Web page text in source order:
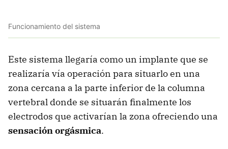
Funcionamiento del sistema
Este sistema llegaría como un implante que se
realizaría vía operación para situarlo en una
zona cercana a la parte inferior de la columna
vertebral donde se situarán finalmente los
electrodos que activarían la zona ofreciendo una
sensación orgásmica.